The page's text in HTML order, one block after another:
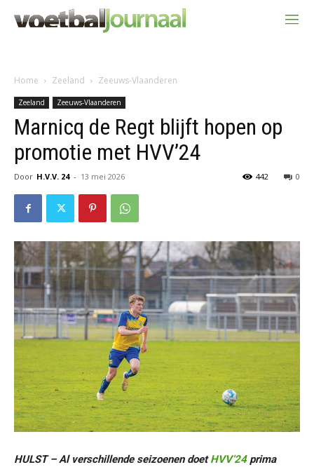
Home Zeeland Zeeuws-Vlaanderen
Zeeland Zeeuws-Vlaanderen
Marnicq de Regt blijft hopen op
promotie met HVV’24
Door H.V.V. 24 - 13 mei 2026 0
442
HULST – Al verschillende seizoenen doetHVV’24prima